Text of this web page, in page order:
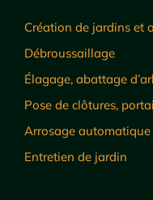
Création de jardins et
Débroussaillage
Élagage, abattage
Pose de clôtures,
Arrosage automatique
Entretien de jardin